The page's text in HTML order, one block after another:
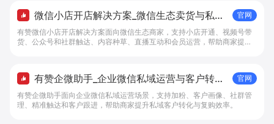
微信小店开店解决方案_微信生态卖货与私域
经营 - 做生意, 找有赞
官网
有赞微信小店开店解决方案面向微信生态商家，支持小店开通、视频号带
货、公众号和社群触达、内容种草、直播互动和会员运营，帮助商家提升
有赞企微助手_企业微信私域运营与客户转化
工具 - 做生意, 找有赞
官网
有赞企微助手面向企业微信私域运营场景，支持加粉、客户画像、社群管
理、精准触达和客户跟进，帮助商家提升私域客户转化与复购效率。